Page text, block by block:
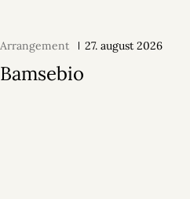
Arrangement 27. august 2026
Bamsebio